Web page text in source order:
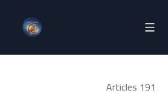
191 Articles